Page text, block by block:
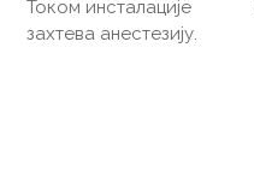
Током инсталације
захтева анестезију.